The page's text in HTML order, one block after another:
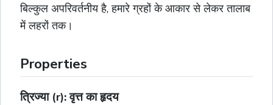
बिल्कुल अपरिवर्तनीय है, हमारे ग्रहों के आकार से लेकर तालाब
में लहरों तक।
Properties
त्रिज्या (r): वृत्त का हृदय